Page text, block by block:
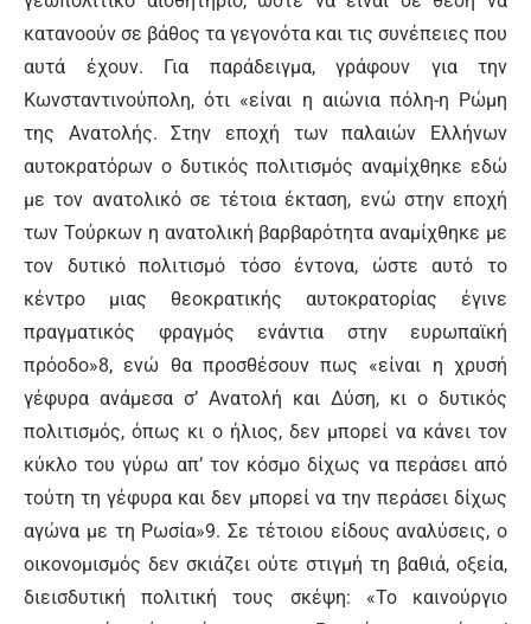
κατανοούν σε βάθος τα γεγονότα και τις συνέπειες που
αυτά έχουν. Για παράδειγμα, γράφουν για την
Κωνσταντινούπολη, ότι «είναι η αιώνια πόλη-η Ρώμη
της Ανατολής. Στην εποχή των παλαιών Ελλήνων
αυτοκρατόρων ο δυτικός πολιτισμός αναμίχθηκε εδώ
με τον ανατολικό σε τέτοια έκταση, ενώ στην εποχή
των Τούρκων η ανατολική βαρβαρότητα αναμίχθηκε με
τον δυτικό πολιτισμό τόσο έντονα, ώστε αυτό το
κέντρο μιας θεοκρατικής αυτοκρατορίας έγινε
πραγματικός φραγμός ενάντια στην ευρωπαϊκή
πρόοδο»8, ενώ θα προσθέσουν πως «είναι η χρυσή
γέφυρα ανάμεσα σ’ Ανατολή και Δύση, κι ο δυτικός
πολιτισμός, όπως κι ο ήλιος, δεν μπορεί να κάνει τον
κύκλο του γύρω απ’ τον κόσμο δίχως να περάσει από
τούτη τη γέφυρα και δεν μπορεί να την περάσει δίχως
αγώνα με τη Ρωσία»9. Σε τέτοιου είδους αναλύσεις, ο
οικονομισμός δεν σκιάζει ούτε στιγμή τη βαθιά, οξεία,
διεισδυτική πολιτική τους σκέψη: «Το καινούργιο